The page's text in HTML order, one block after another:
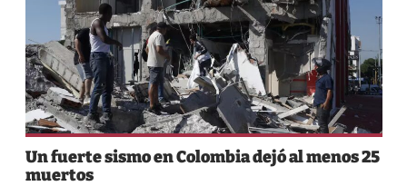
Un fuerte sismo en Colombia dejó al menos 25
muertos